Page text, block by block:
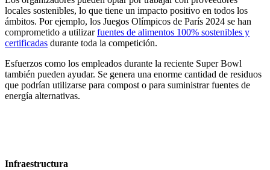
locales sostenibles, lo que tiene un impacto positivo en todos los
ámbitos. Por ejemplo, los Juegos Olímpicos de París 2024 se han
comprometido a utilizarfuentes de alimentos 100% sostenibles y
certificadas durante toda la competición.
Esfuerzos como los empleados durante la reciente Super Bowl
también pueden ayudar. Se genera una enorme cantidad de residuos
que podrían utilizarse para compost o para suministrar fuentes de
energía alternativas.
Infraestructura